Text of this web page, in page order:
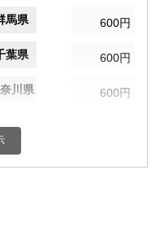
馬県 600円
葉県 600円
川県 600円
山県